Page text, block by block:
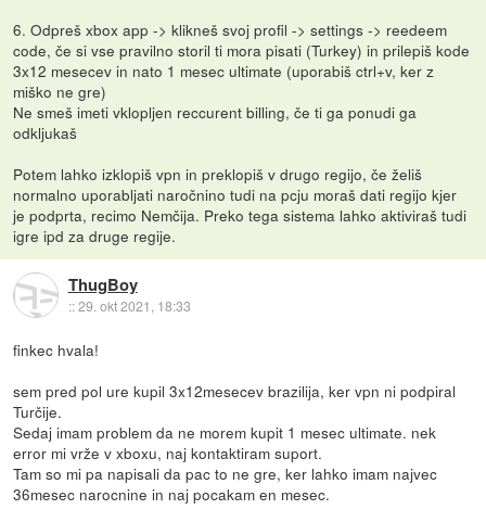
6. Odpreš xbox app -> klikneš svoj profil -> settings -> reedeem
code, če si vse pravilno storil ti mora pisati (Turkey) in prilepiš kode
3x12 mesecev in nato 1 mesec ultimate (uporabiš ctrl+v, ker z
miško ne gre)
Ne smeš imeti vklopljen reccurent billing, če ti ga ponudi ga
odkljukaš
Potem lahko izklopiš vpn in preklopiš v drugo regijo, če želiš
normalno uporabljati naročnino tudi na pcju moraš dati regijo kjer
je podprta, recimo Nemčija. Preko tega sistema lahko aktiviraš tudi
igre ipd za druge regije.
ThugBoy
::29. okt 2021, 18:33
finkec hvala!
sem pred pol ure kupil 3x12mesecev brazilija, ker vpn ni podpiral
Turčije.
Sedaj imam problem da ne morem kupit 1 mesec ultimate. nek
error mi vrže v xboxu, naj kontaktiram suport.
Tam so mi pa napisali da pac to ne gre, ker lahko imam najvec
36mesec narocnine in naj pocakam en mesec.